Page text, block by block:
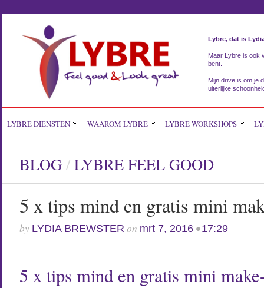
Lybre, dat is
Maar Lybre is ook
bent.
Mijn drive is om je
uiterlijke
LYBRE DIENSTEN WAAROM LYBRE LYBRE WORKSHOPS
BLOG / LYBRE FEEL GOOD
5 x tips mind en gratis mini
by LYDIA BREWSTER on mrt 7, 2016•17:29
5 x tips mind en gratis mini